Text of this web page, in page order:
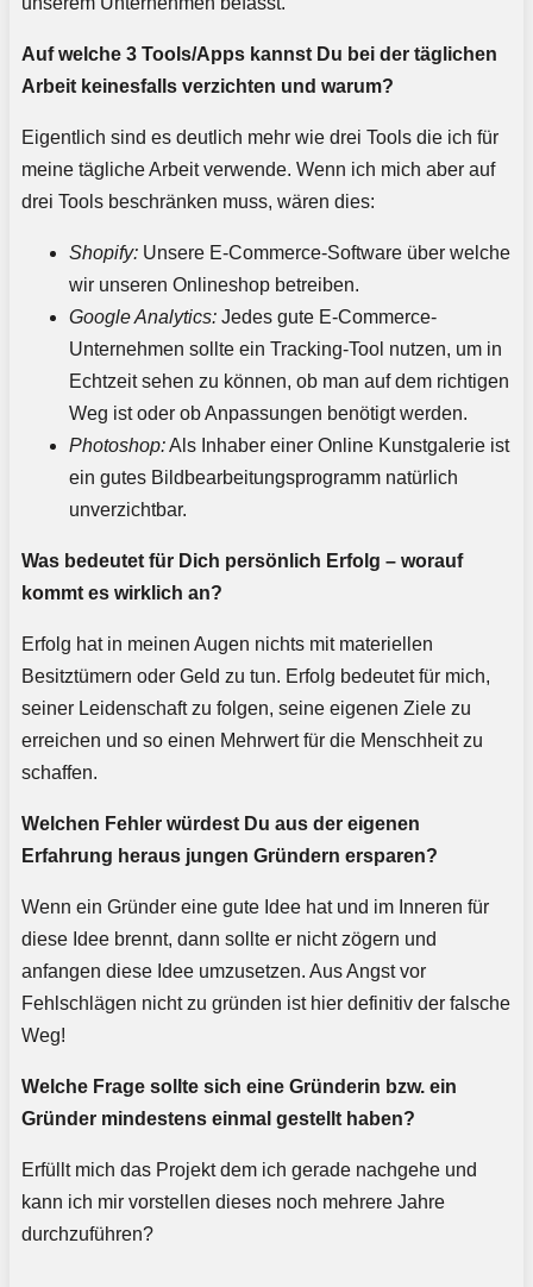
Auf welche 3 Tools/Apps kannst Du bei der täglichen
Arbeit keinesfalls verzichten und warum?
Eigentlich sind es deutlich mehr wie drei Tools die ich für
meine tägliche Arbeit verwende. Wenn ich mich aber auf
drei Tools beschränken muss, wären dies:
Shopify: Unsere E-Commerce-Software über welche
wir unseren Onlineshop betreiben.
Google Analytics: Jedes gute E-Commerce-
Unternehmen sollte ein Tracking-Tool nutzen, um in
Echtzeit sehen zu können, ob man auf dem richtigen
Weg ist oder ob Anpassungen benötigt werden.
Photoshop:Als Inhaber einer Online Kunstgalerie ist
ein gutes Bildbearbeitungsprogramm natürlich
unverzichtbar.
Was bedeutet für Dich persönlich Erfolg – worauf
kommt es wirklich an?
Erfolg hat in meinen Augen nichts mit materiellen
Besitztümern oder Geld zu tun. Erfolg bedeutet für mich,
seiner Leidenschaft zu folgen, seine eigenen Ziele zu
erreichen und so einen Mehrwert für die Menschheit zu
schaffen.
Welchen Fehler würdest Du aus der eigenen
Erfahrung heraus jungen Gründern ersparen?
Wenn ein Gründer eine gute Idee hat und im Inneren für
diese Idee brennt, dann sollte er nicht zögern und
anfangen diese Idee umzusetzen. Aus Angst vor
Fehlschlägen nicht zu gründen ist hier definitiv der falsche
Weg!
Welche Frage sollte sich eine Gründerin bzw. ein
Gründer mindestens einmal gestellt haben?
Erfüllt mich das Projekt dem ich gerade nachgehe und
kann ich mir vorstellen dieses noch mehrere Jahre
durchzuführen?